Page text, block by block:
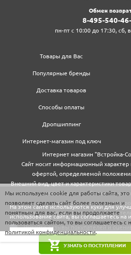
УЗНАТЬ О ПОСТУПЛЕНИИ
Обмен
8‍-4‍9‍5‍-5‍4‍0‍-
пн-пт с 10:00 до 17:30, сб,
Товары для Вас
Популярные бренды
Доставка товаров
Способы оплаты
Дропшиппинг
Интернет-магазин под ключ
Интернет магазин "Встройка-
Сайт носит информационный характер
офертой, определяемой
Внешний вид, цвет и характеристики
могут не совпадать с
информацию у
Цены и условия доставки
На этом сайте используются куки для
использование сайта, вы соглашаетесь на
Закрыть
Мы используем cookie для работы сайта, это
позволяет сделать сайт более полезным и
понятным для вас, если вы продолжаете
пользоваться сайтом, то вы соглашаетесь с
политикой конфиденциальности.